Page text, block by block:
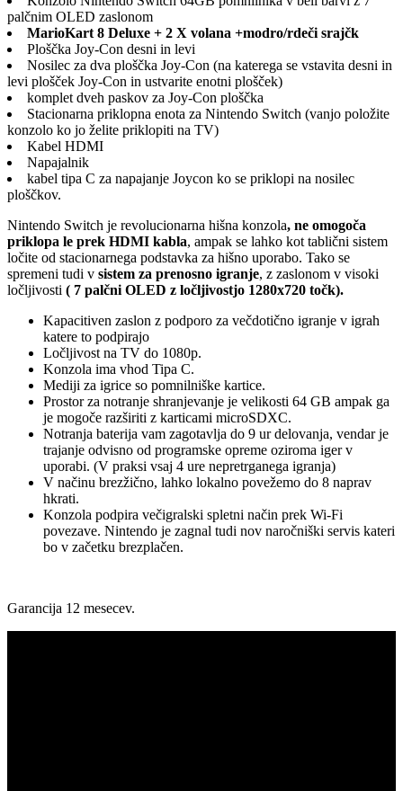
palčnim OLED zaslonom
MarioKart 8 Deluxe + 2 X volana +modro/rdeči srajčk
Ploščka Joy-Con desni in levi
Nosilec za dva ploščka Joy-Con (na katerega se vstavita desni in
levi plošček Joy-Con in ustvarite enotni plošček)
komplet dveh paskov za Joy-Con ploščka
Stacionarna priklopna enota za Nintendo Switch (vanjo položite
konzolo ko jo želite priklopiti na TV)
Kabel HDMI
Napajalnik
kabel tipa C za napajanje Joycon ko se priklopi na nosilec
ploščkov.
Nintendo Switch je revolucionarna hišna konzola, ne omogoča
priklopa le prek HDMI kabla, ampak se lahko kot tablični sistem
ločite od stacionarnega podstavka za hišno uporabo. Tako se
spremeni tudi v sistem za prenosno igranje, z zaslonom v visoki
ločljivosti ( 7 palčni OLED z ločljivostjo 1280x720 točk).
Kapacitiven zaslon z podporo za večdotično igranje v igrah
katere to podpirajo
Ločljivost na TV do 1080p.
Konzola ima vhod Tipa C.
Mediji za igrice so pomnilniške kartice.
Prostor za notranje shranjevanje je velikosti 64 GB ampak ga
je mogoče razširiti z karticami microSDXC.
Notranja baterija vam zagotavlja do 9 ur delovanja, vendar je
trajanje odvisno od programske opreme oziroma iger v
uporabi. (V praksi vsaj 4 ure nepretrganega igranja)
V načinu brezžično, lahko lokalno povežemo do 8 naprav
hkrati.
Konzola podpira večigralski spletni način prek Wi-Fi
povezave. Nintendo je zagnal tudi nov naročniški servis kateri
bo v začetku brezplačen.
Garancija 12 mesecev.